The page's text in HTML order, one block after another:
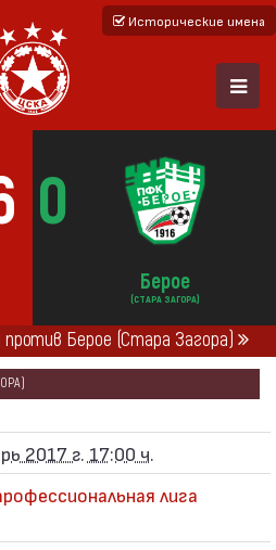
Исторические имена
0
Берое
(СТАРА ЗАГОРА)
Берое (Стара Загора)
18
2017 г. 17:00 ч.
лига